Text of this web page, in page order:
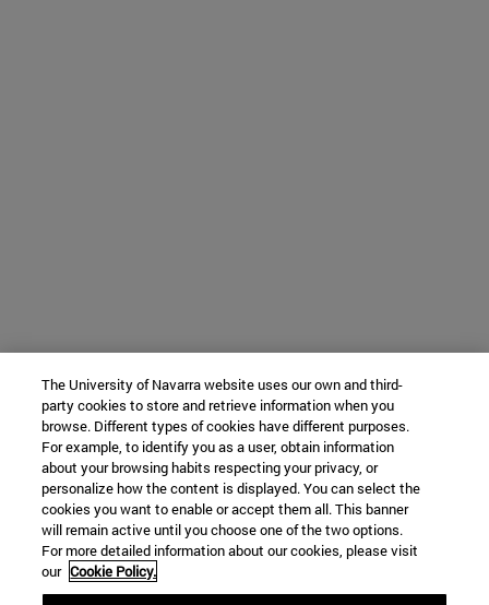
The University of Navarra website uses our own and third-
party cookies to store and retrieve information when you
browse. Different types of cookies have different purposes.
For example, to identify you as a user, obtain information
about your browsing habits respecting your privacy, or
personalize how the content is displayed. You can select the
cookies you want to enable or accept them all. This banner
will remain active until you choose one of the two options.
For more detailed information about our cookies, please visit
our Cookie Policy.